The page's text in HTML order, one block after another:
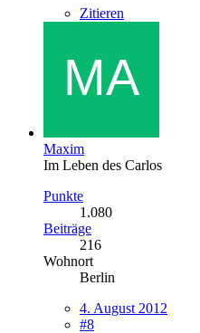
Zitieren
Maxim
Im Leben des Carlos
Punkte
1.080
Beiträge
216
Wohnort
Berlin
4. August 2012
#8